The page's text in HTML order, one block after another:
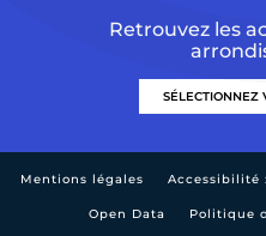
Retrouvez les
Mentions légales Accessibilité :
Open Data Politique